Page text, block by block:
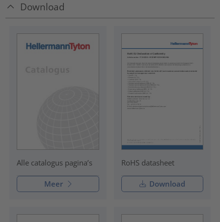
Download
Alle catalogus pagina’s
Meer
RoHS datasheet
Download